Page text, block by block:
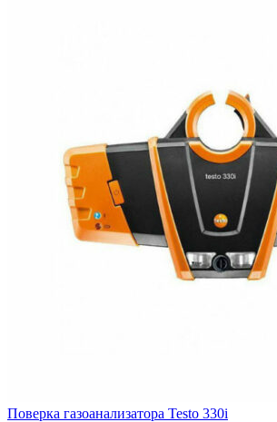
Поверка газоанализатора Testo 330i